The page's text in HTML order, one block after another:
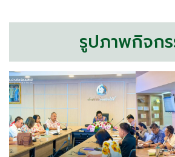
รูปภาพกิจก